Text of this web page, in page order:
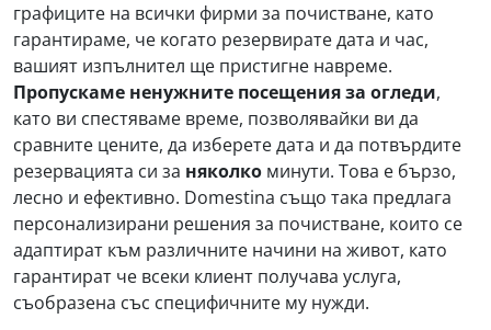
графиците на всички фирми за почистване, като
гарантираме, че когато резервирате дата и час,
вашият изпълнител ще пристигне навреме.
Пропускаме ненужните посещения за огледи,
като ви спестяваме време, позволявайки ви да
сравните цените, да изберете дата и да потвърдите
резервацията си за няколко минути. Това е бързо,
лесно и ефективно. Domestina също така предлага
персонализирани решения за почистване, които се
адаптират към различните начини на живот, като
гарантират че всеки клиент получава услуга,
съобразена със специфичните му нужди.